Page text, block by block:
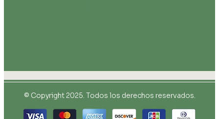
© Copyright 2025. Todos los derechos reservados.